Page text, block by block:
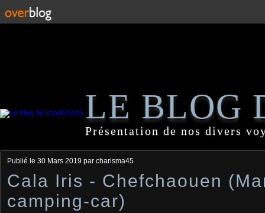
LE BLOG
Présentation de nos divers
Publié le 30 Mars 2019 par charisma45
Cala Iris - Chefchaouen
camping-car)